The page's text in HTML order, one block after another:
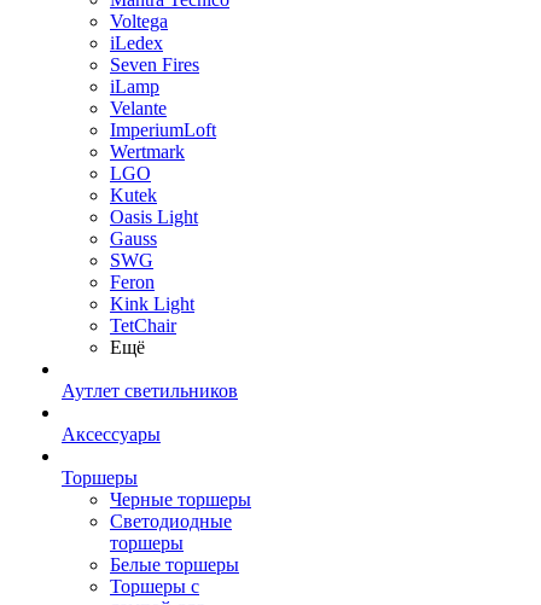
Voltega
iLedex
Seven Fires
iLamp
Velante
ImperiumLoft
Wertmark
LGO
Kutek
Oasis Light
Gauss
SWG
Feron
Kink Light
TetСhair
Ещё
Аутлет светильников
Аксессуары
Торшеры
Черные торшеры
Светодиодные
торшеры
Белые торшеры
Торшеры с